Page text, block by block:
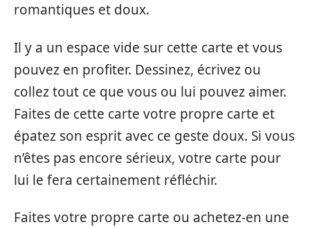
romantiques et doux.
Il y a un espace vide sur cette carte et vous
pouvez en profiter. Dessinez, écrivez ou
collez tout ce que vous ou lui pouvez aimer.
Faites de cette carte votre propre carte et
épatez son esprit avec ce geste doux. Si vous
n’êtes pas encore sérieux, votre carte pour
lui le fera certainement réfléchir.
Faites votre propre carte ou achetez-en une